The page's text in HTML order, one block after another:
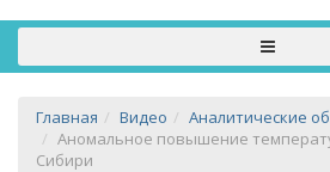
Главная Видео
Аналитические
Аномальное повышение
Сибири